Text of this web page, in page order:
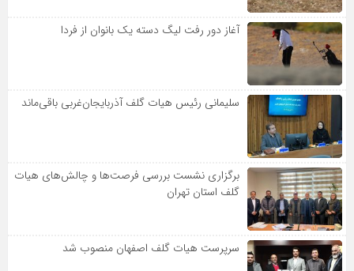
آغاز دور رفت لیگ دسته یک بانوان از فردا
سلیمانی رئیس هیات گلف آذربایجان‌غربی باقی‌ماند
برگزاری نشست بررسی فرصت‌ها و چالش‌های هیات
گلف استان تهران
سرپرست هیات گلف اصفهان منصوب شد